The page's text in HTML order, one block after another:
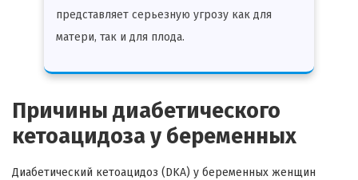
представляет серьезную угрозу как для
матери, так и для плода.
Причины диабетического
кетоацидоза у беременных
Диабетический кетоацидоз (DKA) у беременных женщин